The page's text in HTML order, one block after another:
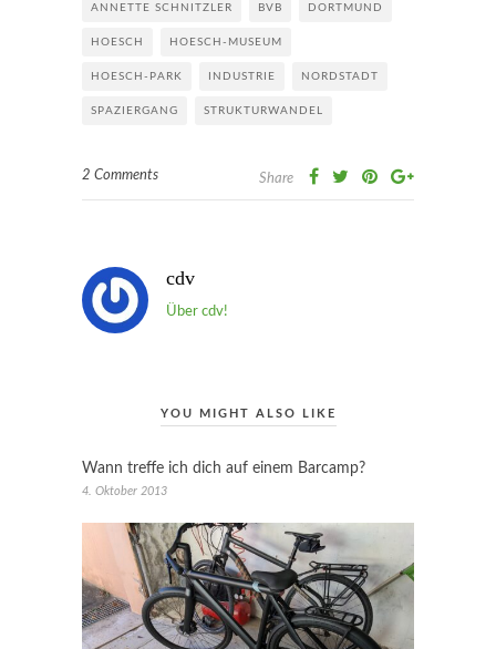
ANNETTE SCHNITZLER BVB DORTMUND
HOESCH HOESCH-MUSEUM
HOESCH-PARK INDUSTRIE NORDSTADT
SPAZIERGANG STRUKTURWANDEL
2 Comments Share
cdv
Über cdv!
YOU MIGHT ALSO LIKE
Wann treffe ich dich auf einem Barcamp?
4. Oktober 2013